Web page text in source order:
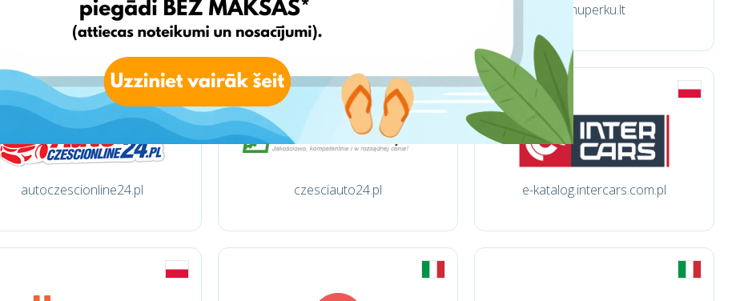
Eoltas.lt Imuperku.lt
autoczescionline24.pl czesciauto24.pl e-katalog.intercars.com.pl